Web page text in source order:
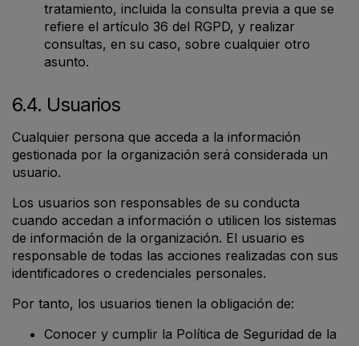
tratamiento, incluida la consulta previa a que se
refiere el artículo 36 del RGPD, y realizar
consultas, en su caso, sobre cualquier otro
asunto.
6.4. Usuarios
Cualquier persona que acceda a la información
gestionada por la organización será considerada un
usuario.
Los usuarios son responsables de su conducta
cuando accedan a información o utilicen los sistemas
de información de la organización. El usuario es
responsable de todas las acciones realizadas con sus
identificadores o credenciales personales.
Por tanto, los usuarios tienen la obligación de:
Conocer y cumplir la Política de Seguridad de la